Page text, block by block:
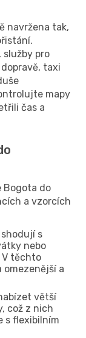
navržena tak,
služby pro
taxi
mapy
čas a
Bogota do
a vzorcích
s
nebo
těchto
a
větší
což z nich
s flexibilním